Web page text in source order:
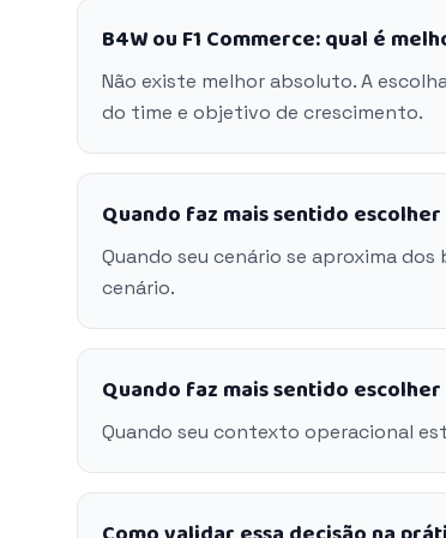
B4W ou F1 Commerce: qual é
Não existe melhor absoluto. A
do time e objetivo de crescimento.
Quando faz mais sentido escolher
Quando seu cenário se aproxima
cenário.
Quando faz mais sentido escolher
Quando seu contexto operacional